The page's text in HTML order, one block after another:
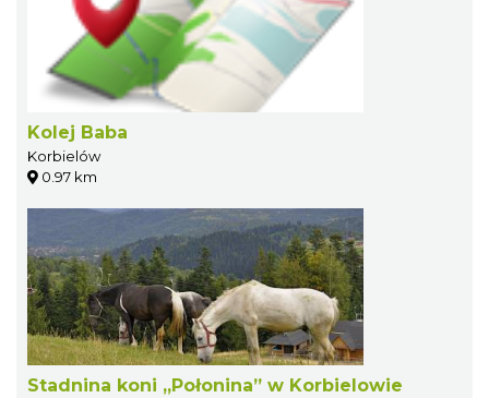
Kolej Baba
Korbielów
0.97 km
Stadnina koni „Połonina” w Korbielowie